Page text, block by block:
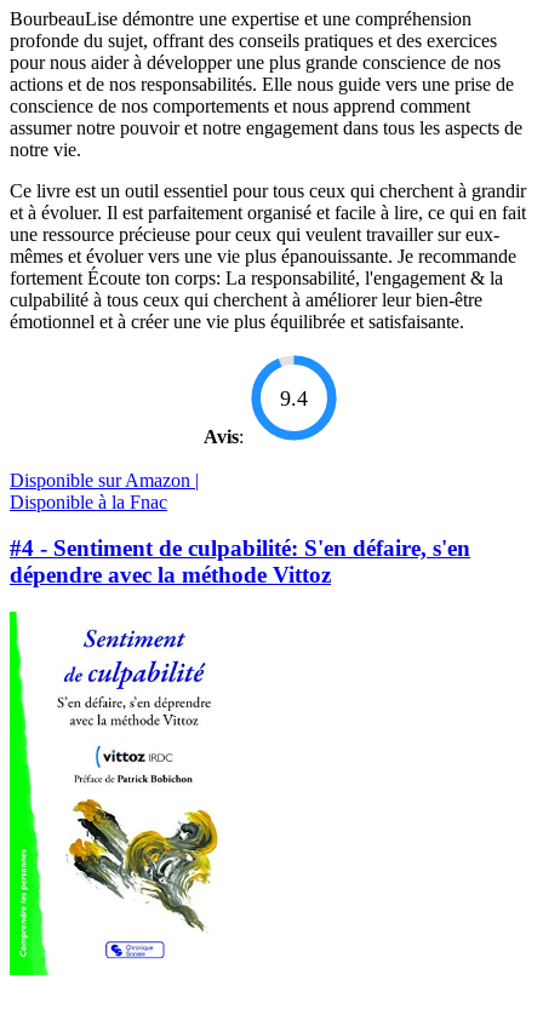
BourbeauLise démontre une expertise et une compréhension
profonde du sujet, offrant des conseils pratiques et des exercices
pour nous aider à développer une plus grande conscience de nos
actions et de nos responsabilités. Elle nous guide vers une prise de
conscience de nos comportements et nous apprend comment
assumer notre pouvoir et notre engagement dans tous les aspects de
notre vie.
Ce livre est un outil essentiel pour tous ceux qui cherchent à grandir
et à évoluer. Il est parfaitement organisé et facile à lire, ce qui en fait
une ressource précieuse pour ceux qui veulent travailler sur eux-
mêmes et évoluer vers une vie plus épanouissante. Je recommande
fortement Écoute ton corps: La responsabilité, l'engagement & la
culpabilité à tous ceux qui cherchent à améliorer leur bien-être
émotionnel et à créer une vie plus équilibrée et satisfaisante.
Avis:
9.4
Disponible sur Amazon |
Disponible à la Fnac
#4 - Sentiment de culpabilité: S'en défaire, s'en
dépendre avec la méthode Vittoz